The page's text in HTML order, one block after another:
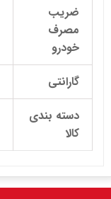
ضریب
مصرف
خودرو
گارانتی
دسته بندی
کالا